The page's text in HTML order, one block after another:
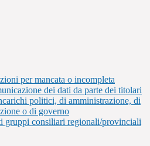
per mancata o incompleta
dei dati da parte dei titolari
politici, di amministrazione, di
o di governo
gruppi consiliari regionali/provinciali